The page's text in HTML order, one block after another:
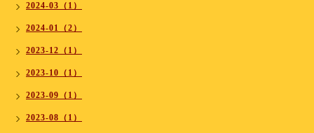
2024-03（1）
2024-01（2）
2023-12（1）
2023-10（1）
2023-09（1）
2023-08（1）